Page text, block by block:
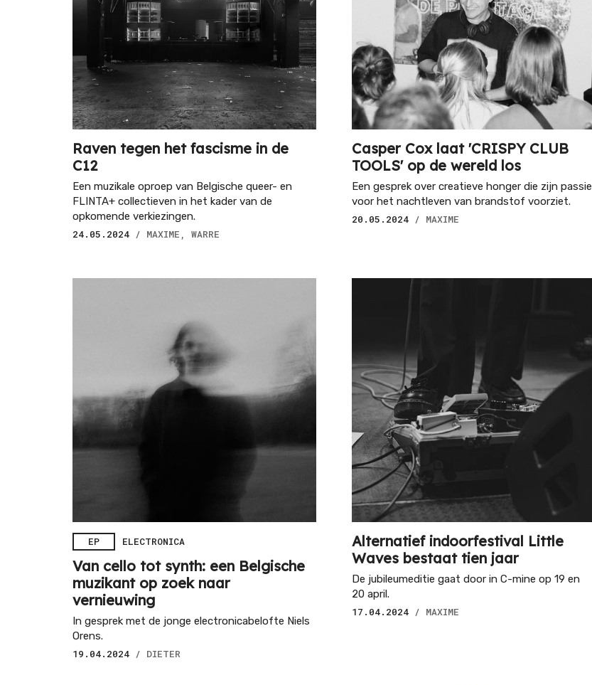
Raven tegen het fascisme in de
C12
Een muzikale oproep van Belgische queer- en
FLINTA+ collectieven in het kader van de
opkomende verkiezingen.
24.05.2024 / MAXIME, WARRE
Casper Cox laat 'CRISPY CLUB
TOOLS' op de wereld los
Een gesprek over creatieve honger die zijn passie
voor het nachtleven van brandstof voorziet.
20.05.2024 / MAXIME
EP ELECTRONICA
Van cello tot synth: een Belgische
muzikant op zoek naar
vernieuwing
In gesprek met de jonge electronicabelofte Niels
Orens.
19.04.2024 / DIETER
Alternatief indoorfestival Little
Waves bestaat tien jaar
De jubileumeditie gaat door in C-mine op 19 en
20 april.
17.04.2024 / MAXIME